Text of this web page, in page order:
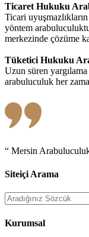
Ticaret Hukuku
Ticari
yöntem
merkezinde çözüme
Tüketici Hukuku
Uzun süren
arabuluculuk her
“ Mersin
Siteiçi Arama
Kurumsal